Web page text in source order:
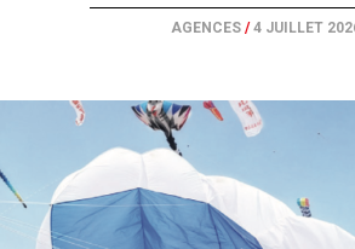
AGENCES/4 JUILLET